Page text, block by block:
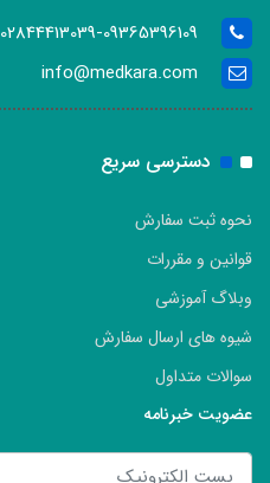
02844413039-09365396109- 02844413013
info@medkara.com
دسترسی سریع
نحوه ثبت سفارش
قوانین و مقررات
وبلاگ آموزشی
شیوه های ارسال سفارش
سوالات متداول
عضویت خبرنامه